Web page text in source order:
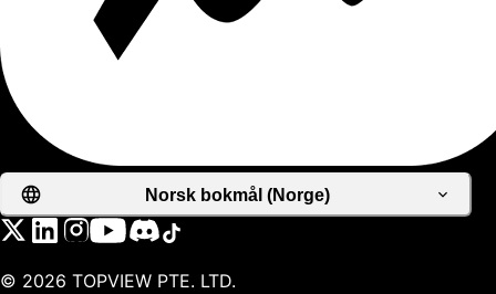
Norsk bokmål (Norge)
© 2026 TOPVIEW PTE. LTD.